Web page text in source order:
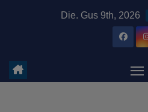
Die. Gus 9th, 2026